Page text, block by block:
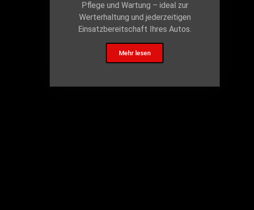
Pflege und Wartung – ideal zur
Werterhaltung und jederzeitigen
Einsatzbereitschaft Ihres Autos.
Mehr lesen